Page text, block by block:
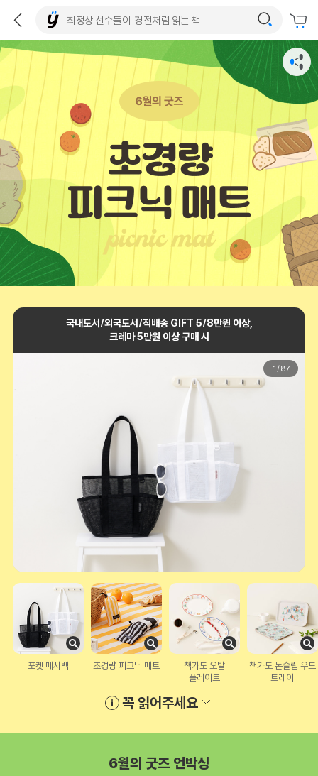
국내도서/외국도서/직배송 GIFT 5/8만원 이상,
크레마 5만원 이상 구매 시
1 /87
포켓 메시백 초경량 피크닉 매트
책가도 오발
플레이트
책가도 논슬립 우드
트레이
꼭 읽어주세요
6월의 굿즈 언박싱